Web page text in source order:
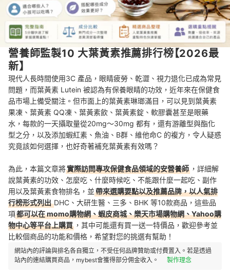
營養師監製10 大葉黃素推薦排行榜【2026最
新】
現代人長時間使用3C 產品，眼睛疲勞、乾澀、視力退化已成為常見
問題，而葉黃素 Lutein 被認為有保養眼睛的功效，近年來在保健食
品市場上備受關注。但市面上的葉黃素琳瑯滿目，可以見到葉黃素
果凍、葉黃素 QQ凍、葉黃素飲、葉黃素錠、軟膠囊甚至是眼藥
水，每款的一天攝取量從20mg～30mg 都有，還有游離型與酯化
型之分，以及添加蝦紅素、魚油、B群、維他命C 的複方，令人疑惑
究竟該如何選擇，也好奇著補充葉黃素有效嗎？
為此，本篇文章將實際訪問專攻保健食品領域的安營養師 ，詳細解
說葉黃素的功效、怎麼吃、什麼時候吃、不能跟什麼一起吃、副作
用以及葉黃素食物排名，並帶來選購要點以及推薦品牌，以人氣排
行榜形式列出DHC、大研生醫、三多、BHK 等10款商品，這些品
項都可以在 momo購物網、蝦皮商城、樂天市場購物網、Yahoo購
物中心等平台上購買 ，其中可能還有買一送一特價品，歡迎參考並
比較個商品的功能和價格，希望對您的挑選有幫助！
網站內的評論與排名各自獨立，不受任何品牌贊助或付費置入。若是透過
站內的連結購買商品，mybest會獲得部分佣金收入。
製作理念